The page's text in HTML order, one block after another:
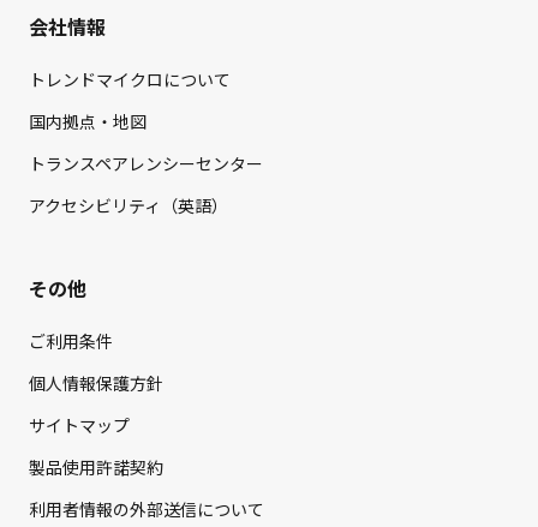
会社情報
トレンドマイクロについて
国内拠点・地図
トランスペアレンシーセンター
アクセシビリティ（英語）
その他
ご利用条件
個人情報保護方針
サイトマップ
製品使用許諾契約
利用者情報の外部送信について